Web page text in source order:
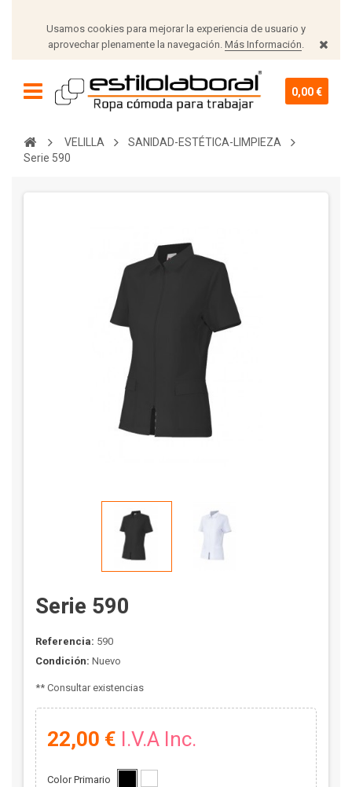
Usamos cookies para mejorar la experiencia de usuario y
aprovechar plenamente la navegación. Más Información.
0,00 €
VELILLA
SANIDAD-ESTÉTICA-LIMPIEZA
Serie 590
Serie 590
Referencia: 590
Condición: Nuevo
** Consultar existencias
22,00 € I.V.A Inc.
Color Primario